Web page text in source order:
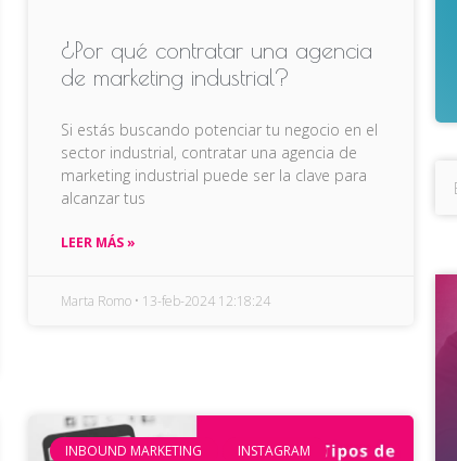
¿Por qué contratar una agencia
de marketing industrial?
Si estás buscando potenciar tu negocio en el
sector industrial, contratar una agencia de
marketing industrial puede ser la clave para
alcanzar tus
LEER MÁS »
Marta Romo 13-feb-2024 12:18:24
INBOUND MARKETING
INSTAGRAM